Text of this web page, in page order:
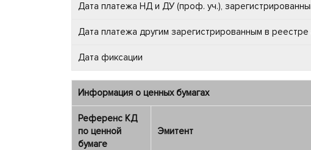
Дата платежа НД и ДУ (проф. уч.),
Дата платежа другим зарегистрированным в
Дата фиксации
Информация о ценных бумагах
Референс КД
по ценной
бумаге
Эмитент